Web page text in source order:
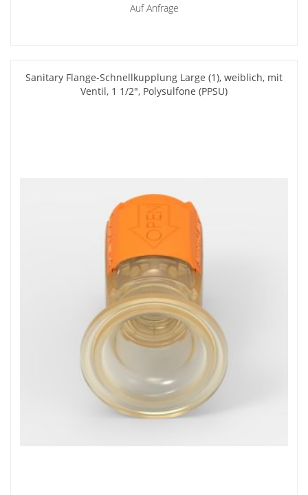
Auf Anfrage
Sanitary Flange-Schnellkupplung Large (1), weiblich, mit
Ventil, 1 1/2", Polysulfone (PPSU)